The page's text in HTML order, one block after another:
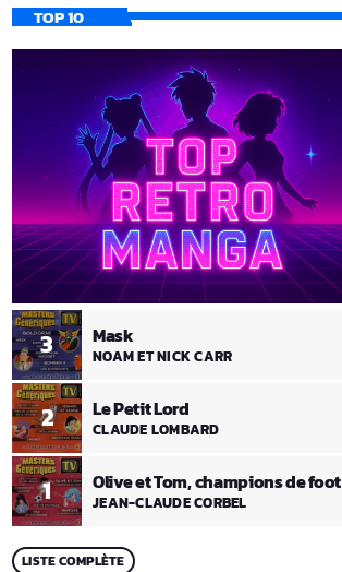
TOP 10
1 Olive et Tom, champions de foot
JEAN-CLAUDE CORBEL
2 Le Petit Lord
CLAUDE LOMBARD
3 Mask
NOAM ET NICK CARR
LISTE COMPLÈTE